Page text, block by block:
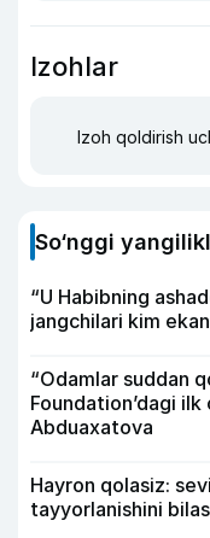
Izohlar
Izoh qoldirish
So‘nggi
“U Habibning
jangchilari kim
“Odamlar suddan
Foundation’dagi ilk
Abduaxatova
Hayron qolasiz:
tayyorlanishini